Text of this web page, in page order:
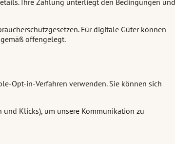
Ihre Zahlung unterliegt den Bedingungen und
Für digitale Güter können
offengelegt.
Opt-in-Verfahren verwenden. Sie können sich
Klicks), um unsere Kommunikation zu